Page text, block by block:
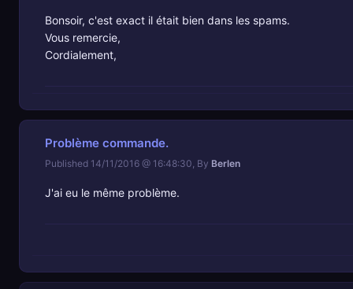
Bonsoir, c'est exact il était bien dans les spams.
Vous remercie,
Cordialement,
Problème commande.
Published 14/11/2016 @ 16:48:30, By Berlen
J'ai eu le même problème.